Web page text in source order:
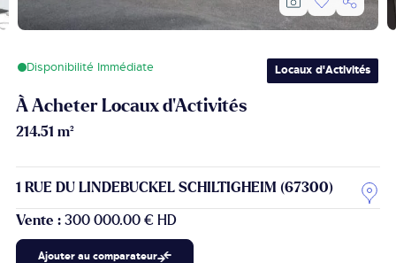
Disponibilité Immédiate Locaux d'Activités
À Acheter Locaux d'Activités
214.51 m²
1 RUE DU LINDEBUCKEL SCHILTIGHEIM (67300)
Vente : 300 000.00 € HD
Ajouter au comparateur